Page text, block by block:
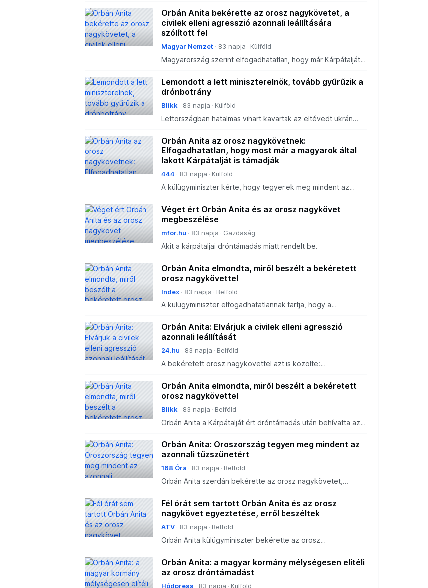
Orbán Anita bekérette az orosz nagykövetet, a
civilek elleni agresszió azonnali leállítására
szólított fel
Magyar Nemzet 83 napja Külföld
Magyarország szerint elfogadhatatlan, hogy már Kárpátalját
Lemondott a lett miniszterelnök, tovább gyűrűzik a
drónbotrány
Blikk 83 napja Külföld
Lettországban hatalmas vihart kavartak az eltévedt ukrán
Először a védelmi miniszter volt kénytelen távozni, mo
Orbán Anita az orosz nagykövetnek:
Elfogadhatatlan, hogy most már a magyarok által
lakott Kárpátalját is támadják
444 83 napja Külföld
A külügyminiszter kérte, hogy tegyenek meg mindent az
Véget ért Orbán Anita és az orosz nagykövet
megbeszélése
mfor.hu 83 napja Gazdaság
Akit a kárpátaljai dróntámadás miatt rendelt be.
Orbán Anita elmondta, miről beszélt a bekéretett
orosz nagykövettel
Index 83 napja Belföld
A külügyminiszter elfogadhatatlannak tartja, hogy a
Orbán Anita: Elvárjuk a civilek elleni agresszió
azonnali leállítását
24.hu 83 napja Belföld
A bekéretett orosz nagykövettel azt is közölte:
Orbán Anita elmondta, miről beszélt a bekéretett
orosz nagykövettel
Blikk 83 napja Belföld
Orbán Anita a Kárpátalját ért dróntámadás után behívatta az
mi hangzott el a tárgyaláson.
Orbán Anita: Oroszország tegyen meg mindent az
azonnali tűzszünetért
168 Óra 83 napja Belföld
Orbán Anita szerdán bekérette az orosz nagykövetet,
megbeszélésen.
Fél órát sem tartott Orbán Anita és az orosz
nagykövet egyeztetése, erről beszéltek
ATV 83 napja Belföld
Orbán Anita külügyminiszter bekérette az orosz
Orbán Anita: a magyar kormány mélységesen elítéli
az orosz dróntámadást
Hódpress 83 napja Külföld